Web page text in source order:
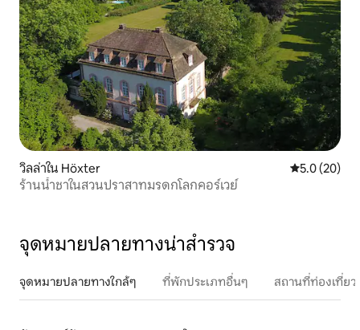
วิลล่าใน Höxter คะแนนเฉลี่ย
5.0 (20)
ร้านน้ำชาในสวนปราสาทมรดกโลกคอร์เวย์
จุดหมายปลายทางน่าสำรวจ
จุดหมายปลายทางใกล้ๆ ที่พักประเภทอื่นๆ สถานที่ท่องเที่ย